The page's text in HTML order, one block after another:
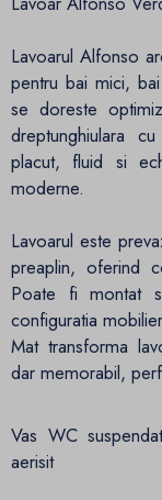
Lavoarul Alfonso
pentru bai mici,
se doreste
dreptunghiulara
placut, fluid si
moderne.
Lavoarul este
preaplin, oferind
Poate fi montat
configuratia
Mat transforma
dar memorabil,
Vas WC
aerisit